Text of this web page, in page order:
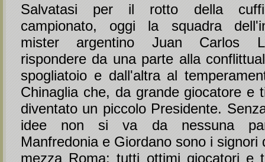
Salvatasi per il rotto della
campionato, oggi la squadra
mister argentino Juan Carlos
rispondere da una parte alla
spogliatoio e dall'altra al
Chinaglia che, da grande giocatore e
diventato un piccolo Presidente.
idee non si va da nessuna
Manfredonia e Giordano sono i signori
mezza Roma: tutti ottimi giocatori e